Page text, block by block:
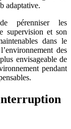
adaptative.
pérenniser les
supervision et son
dans le
des
envisageable de
pendant